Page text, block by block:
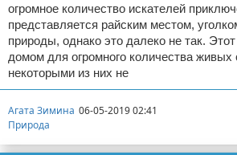
огромное количество искателей
представляется райским местом,
природы, однако это далеко не так.
домом для огромного количества живых
некоторыми из них не
Агата Зимина 06-05-2019 02:41
Природа